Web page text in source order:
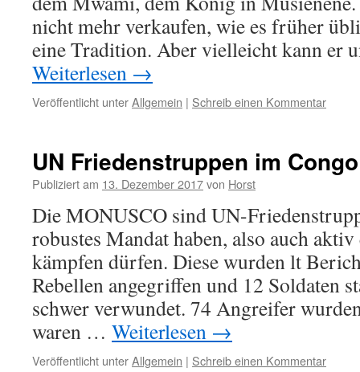
nicht mehr verkaufen, wie es früher
eine Tradition. Aber vielleicht kann er
Weiterlesen →
Veröffentlicht unterAllgemein | Schreib einen Kommentar
UN Friedenstruppen im
Publiziert am 13. Dezember 2017von Horst
Die MONUSCO sind UN-
robustes Mandat haben, also auch
kämpfen dürfen. Diese wurden lt
Rebellen angegriffen und 12 Soldaten
schwer verwundet. 74 Angreifer
waren … Weiterlesen →
Veröffentlicht unterAllgemein | Schreib einen Kommentar